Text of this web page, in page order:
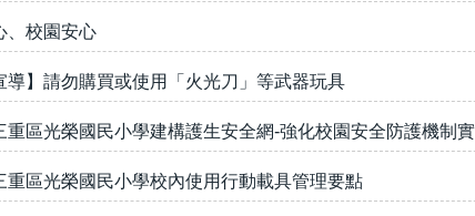
、校園安心
導】請勿購買或使用「火光刀」等武器玩具
重區光榮國民小學建構護生安全網-強化校園安全防護機制
重區光榮國民小學校內使用行動載具管理要點